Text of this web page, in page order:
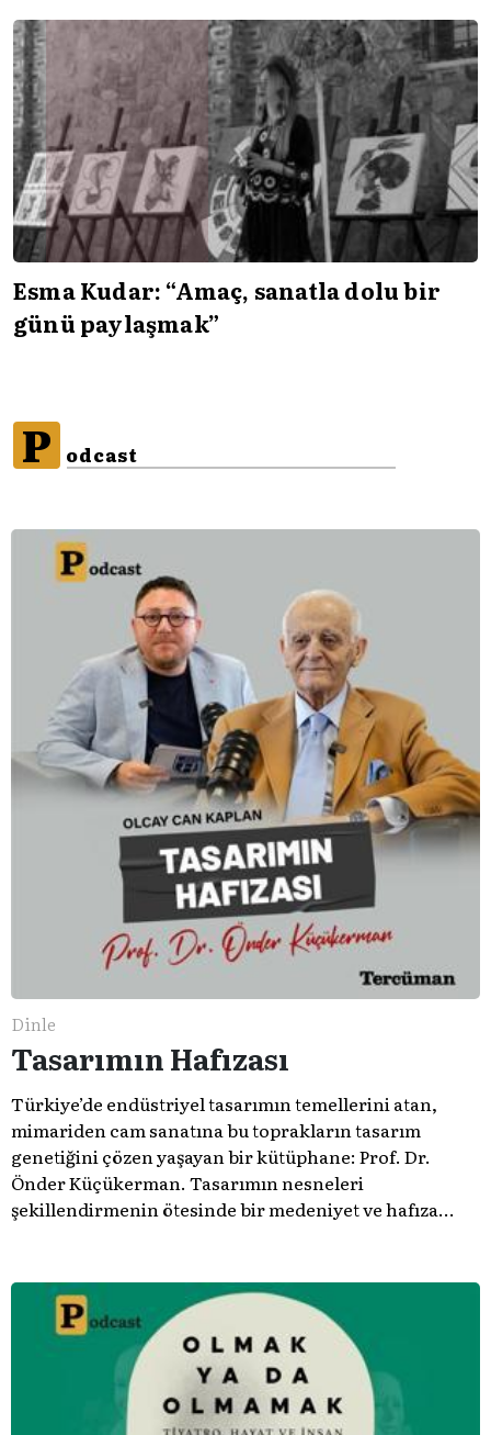
Esma Kudar: “Amaç, sanatla dolu bir
günü paylaşmak”
P odcast
Dinle
Tasarımın Hafızası
Türkiye’de endüstriyel tasarımın temellerini atan,
mimariden cam sanatına bu toprakların tasarım
genetiğini çözen yaşayan bir kütüphane: Prof. Dr.
Önder Küçükerman. ​Tasarımın nesneleri
şekillendirmenin ötesinde bir medeniyet ve hafıza